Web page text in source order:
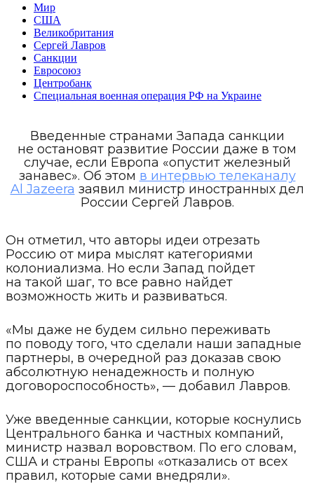
Мир
США
Великобритания
Сергей Лавров
Санкции
Евросоюз
Центробанк
Специальная военная операция РФ на Украине
Введенные странами Запада санкции
не остановят развитие России даже в том
случае, если Европа «опустит железный
занавес». Об этом в интервью телеканалу
Al Jazeera заявил министр иностранных дел
России Сергей Лавров.
Он отметил, что авторы идеи отрезать
Россию от мира мыслят категориями
колониализма. Но если Запад пойдет
на такой шаг, то все равно найдет
возможность жить и развиваться.
«Мы даже не будем сильно переживать
по поводу того, что сделали наши западные
партнеры, в очередной раз доказав свою
абсолютную ненадежность и полную
договороспособность», — добавил Лавров.
Уже введенные санкции, которые коснулись
Центрального банка и частных компаний,
министр назвал воровством. По его словам,
США и страны Европы «отказались от всех
правил, которые сами внедряли».